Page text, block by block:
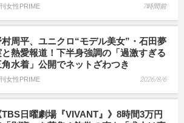
女性PRIME 7時間前
村周平、ユニクロ“モデル美女”・石田夢
と熱愛報道！下半身強調の「過激すぎる
角水着」公開でネットざわつき
女性PRIME 2026/8/6
TBS日曜劇場『VIVANT』》8時間3万円